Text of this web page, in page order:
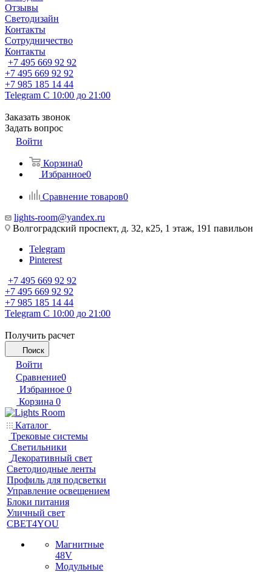
Отзывы
Светодизайн
Контакты
Сотрудничество
Контакты
+7 495 669 92 92
+7 495 669 92 92
+7 985 185 14 44
Telegram С 10:00 до 21:00
Заказать звонок
Задать вопрос
Войти
Корзина0
Избранное0
Сравнение товаров0
lights-room@yandex.ru
Волгоградский проспект, д. 32, к25, 1 этаж, 191 павильон
Telegram
Pinterest
+7 495 669 92 92
+7 495 669 92 92
+7 985 185 14 44
Telegram С 10:00 до 21:00
Получить расчет
Поиск
Войти
Сравнение0
Избранное 0
Корзина 0
Каталог
Трековые системы
Светильники
Декоративный свет
Светодиодные ленты
Профиль для подсветки
Управление освещением
Блоки питания
Уличный свет
СВЕТ4YOU
Магнитные
48V
Модульные